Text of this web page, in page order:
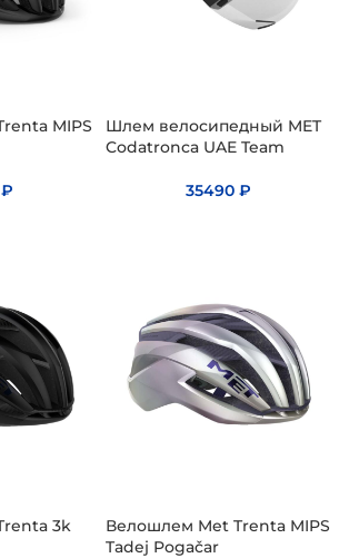
MIPS
₽
Шлем велосипедный MET
Codatronca UAE Team
35490₽
3k
Велошлем Met Trenta MIPS
Tadej Pogačar